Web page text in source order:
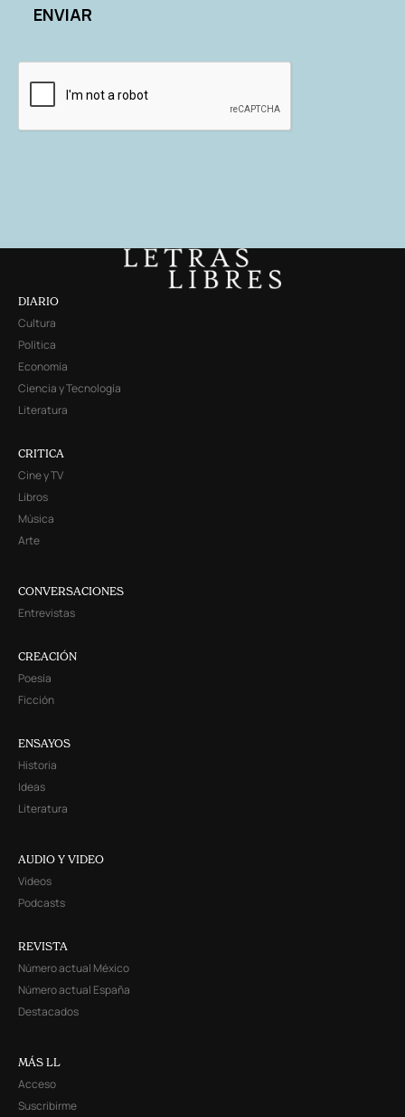
DIARIO
Cultura
Política
Economía
Ciencia y Tecnología
Literatura
CRITICA
Cine y TV
Libros
Música
Arte
CONVERSACIONES
Entrevistas
CREACIÓN
Poesía
Ficción
ENSAYOS
Historia
Ideas
Literatura
AUDIO Y VIDEO
Videos
Podcasts
REVISTA
Número actual México
Número actual España
Destacados
MÁS LL
Acceso
Suscribirme